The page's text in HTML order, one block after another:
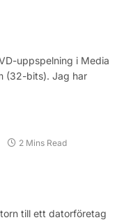
uppspelning i Media
(32-bits). Jag har
2 Mins Read
till ett datorföretag